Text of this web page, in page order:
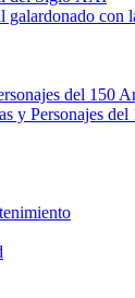
con
del 150
y Personajes